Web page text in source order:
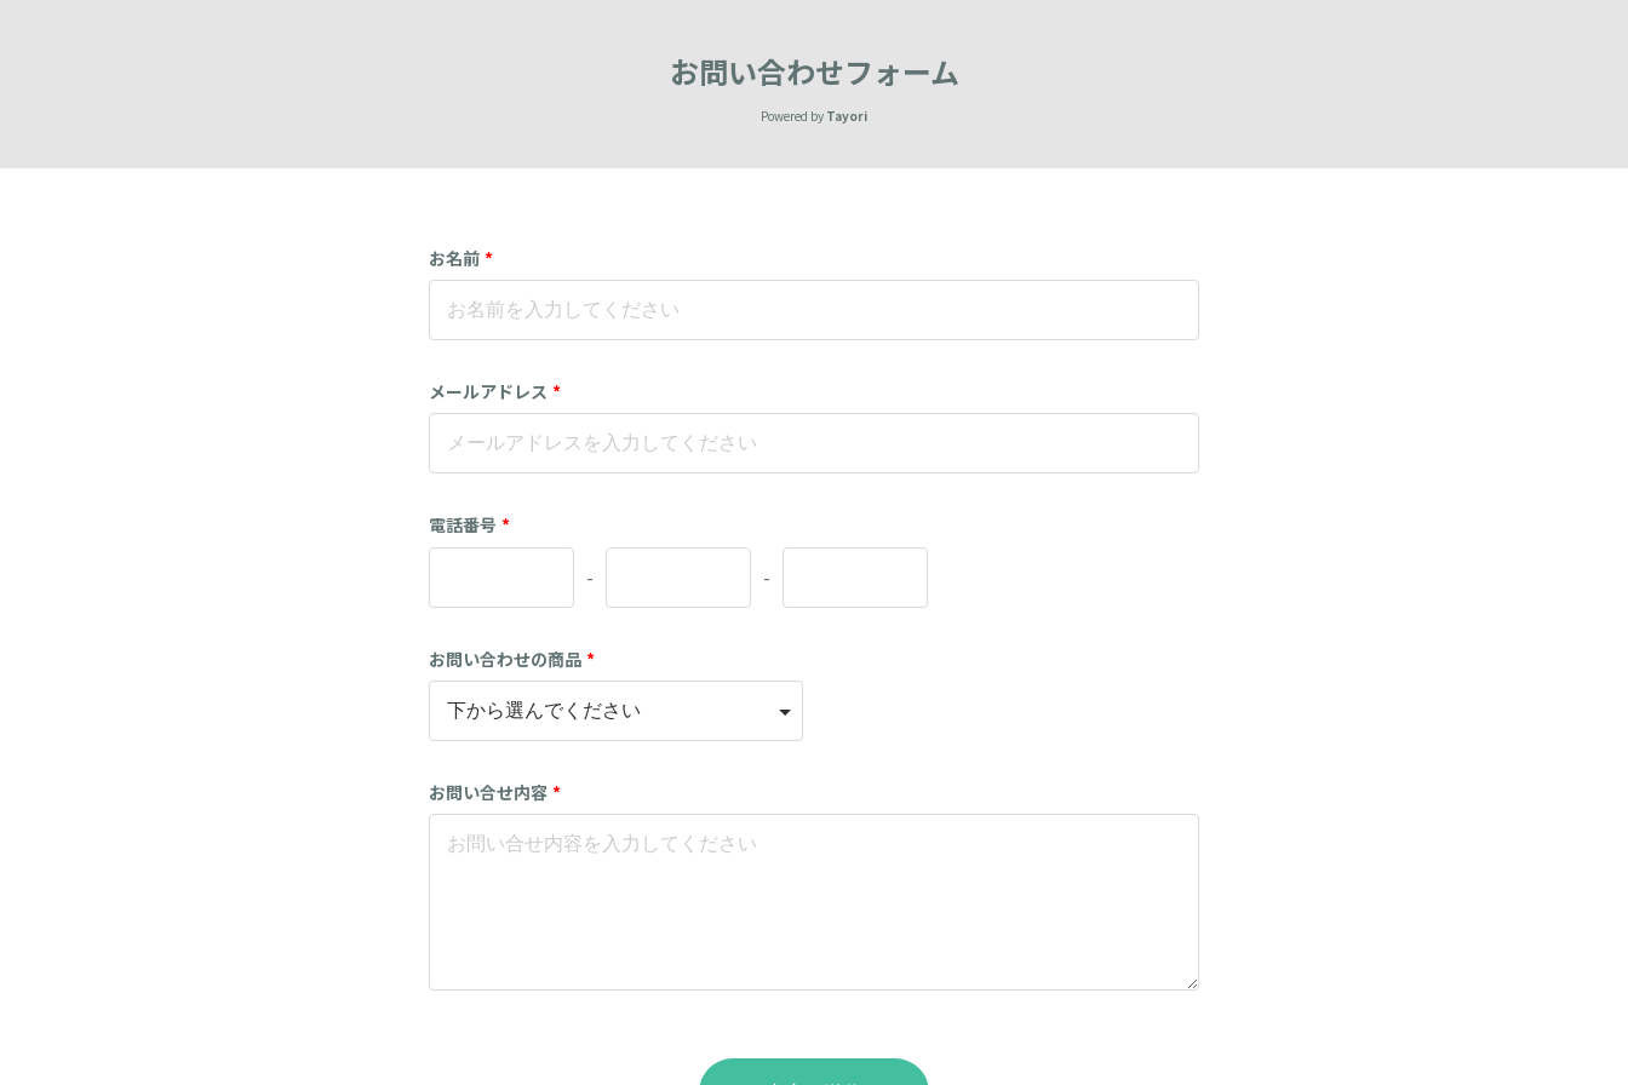
お問い合わせフォーム
Powered by Tayori
お名前 *
メールアドレス *
電話番号 *
- -
お問い合わせの商品 *
お問い合せ内容 *